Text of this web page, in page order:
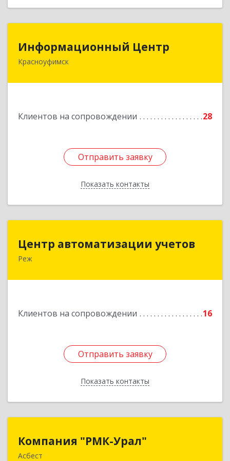
Информационный Центр
Красноуфимск
Клиентов на сопровождении 28
Отправить заявку
Показать контакты
Информационный Центр
623300, Свердловская обл, Красноуфимск г,
Отправить заявку
Назад
Центр автоматизации учетов
Реж
Клиентов на сопровождении 16
Отправить заявку
Показать контакты
623750, Свердловская обл, Режевской р-н, Реж
Отправить заявку
Назад
Компания "РМК-Урал"
Асбест